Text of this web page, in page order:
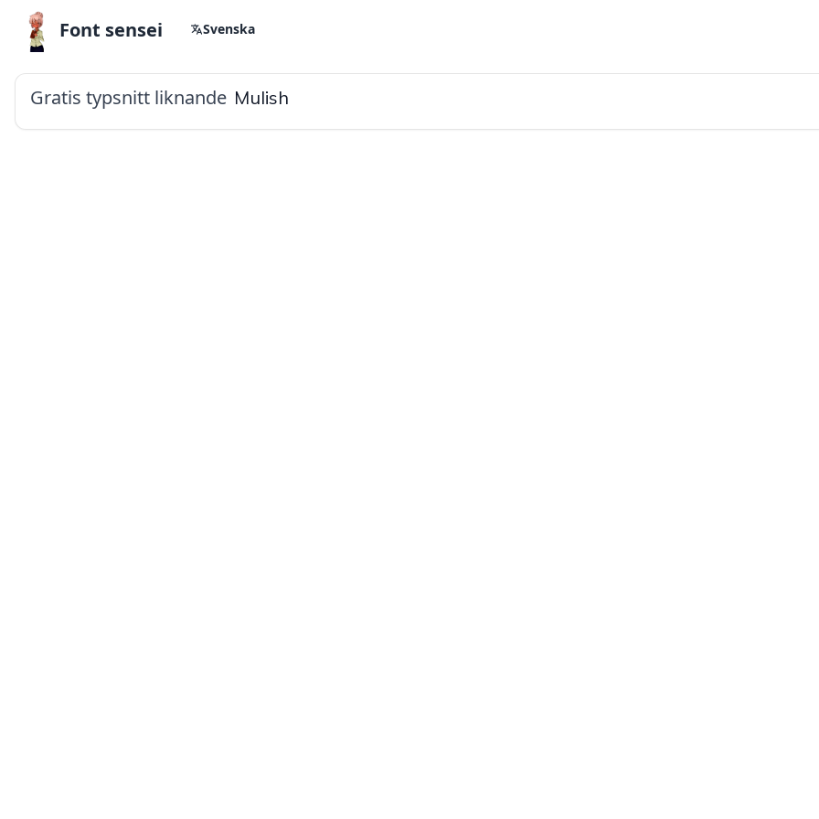
Font sensei Svenska
Gratis typsnitt liknande Mulish